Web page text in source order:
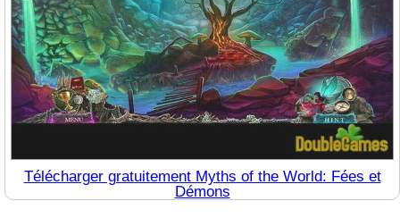
Télécharger gratuitement Myths of the World: Fées et
Démons